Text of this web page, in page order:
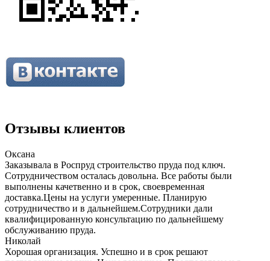
Отзывы клиентов
Оксана
Заказывала в Роспруд строительство пруда под ключ.
Сотрудничеством осталась довольна. Все работы были
выполнены качетвенно и в срок, своевременная
доставка.Цены на услуги умеренные. Планирую
сотрудничество и в дальнейшем.Сотрудники дали
квалифицированную консультацию по дальнейшему
обслуживанию пруда.
Николай
Хорошая организация. Успешно и в срок решают